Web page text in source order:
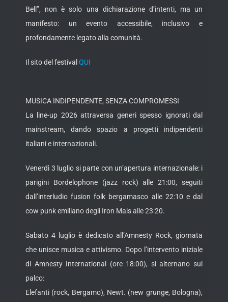
Bell”, non è solo una dichiarazione d’intenti, ma un
manifesto: un evento accessibile, inclusivo e
profondamente legato alla comunità.
Il sito del festival QUI
MUSICA INDIPENDENTE, SENZA COMPROMESSI
La line-up 2026 attraversa generi spesso ignorati dal
mainstream, dando spazio a progetti indipendenti
italiani e internazionali.
Venerdì 3 luglio si parte con un’apertura internazionale: i
parigini Bordelophone (jazz rock) alle 21:00, seguiti
dall’interludio fusion folk bergamasco alle 22:10 e dal
cow punk emiliano degli Iron Mais alle 23:20.
Sabato 4 luglio è dedicato all’Amnesty Rock, giornata
che unisce musica e attivismo. Dopo l’intervento iniziale
di Amnesty International (ore 18:00), si alternano sul
palco:
Elefanti (rock, Bergamo), Newt. (new grunge, Bologna),